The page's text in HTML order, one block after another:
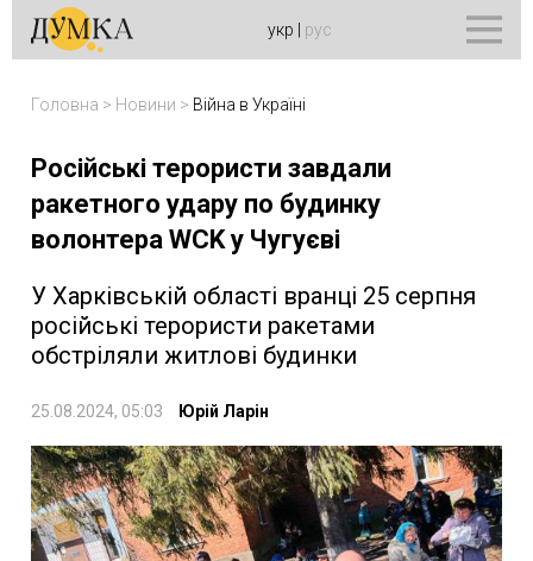
укр рус
Головна > Новини > Війна в Україні
Російські терористи завдали
ракетного удару по будинку
волонтера WCK у Чугуєві
У Харківській області вранці 25 серпня
російські терористи ракетами
обстріляли житлові будинки
25.08.2024, 05:03 Юрій Ларін